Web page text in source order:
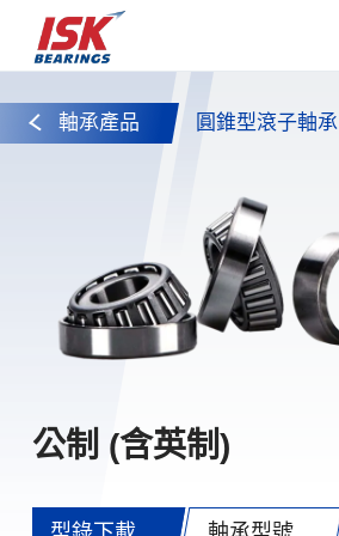
軸承產品 圓錐型滾子軸承
公制 (含英制)